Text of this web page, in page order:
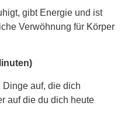
gibt Energie und ist
Verwöhnung für Körper
auf, die dich
auf die du dich heute